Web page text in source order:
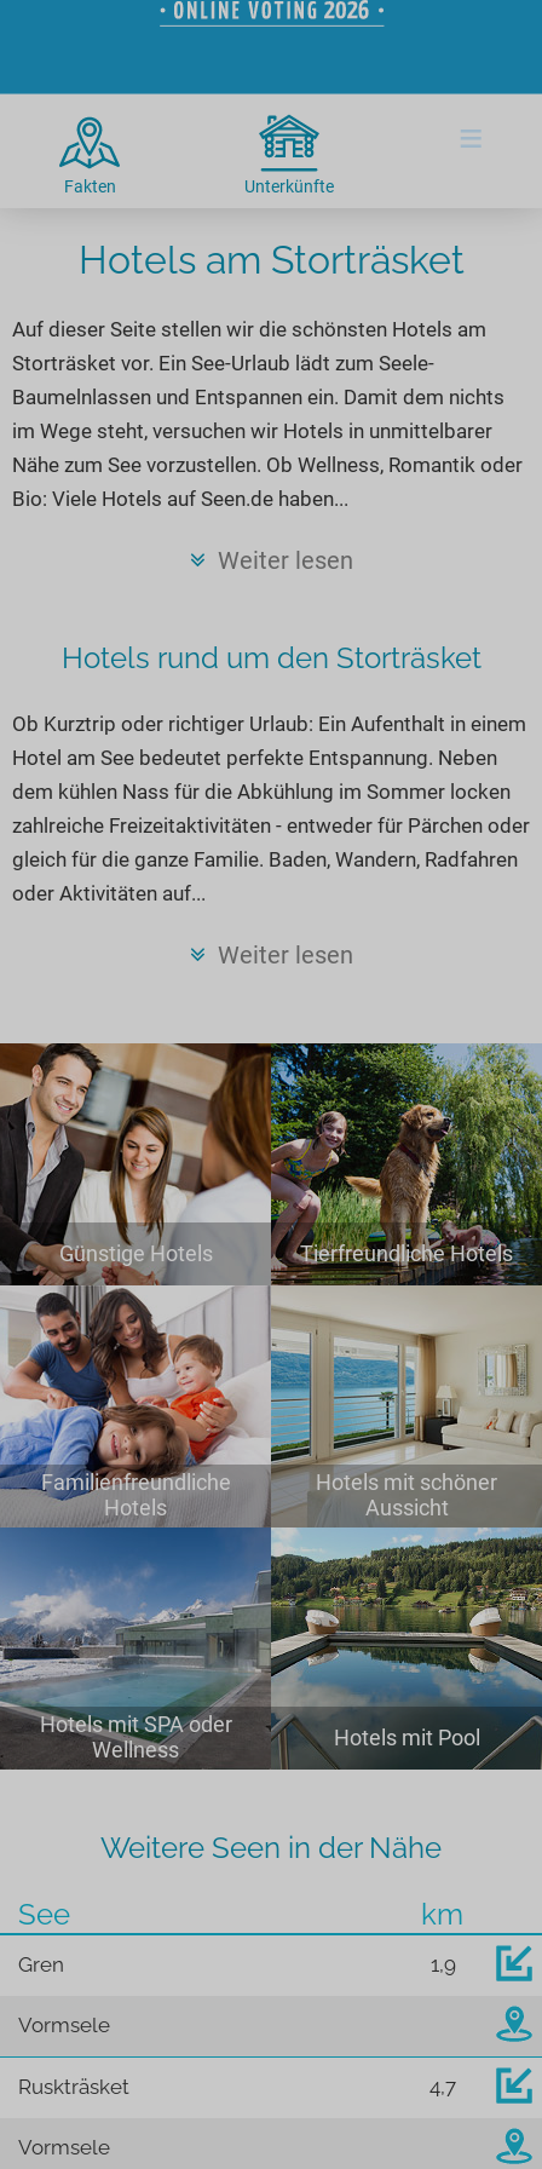
Radtouren am See
Kitesurfen
Kanu- & Kajaktouren
Badeseen in Deutschland
Wellness am See
Urlaub an der Küste
Unterkünfte
Hotels am See
Ferienwohnungen
Camping
Kanu- & Kajak-Urlaub
Wanderurlaub
Bikeurlaub
Auszeit & Wellness
Camping am See
Top-Hotels
Familienhotels
Wellness-Hotels
Biohotels
Ausgefallenes
Häuser auf dem Wasser
Hundefreundliche Unterkünfte
Seen in Deutschland
Seen in Europa
Überwachte Badestellen
Unsere See-Highlights
Top Seen nach Bundesländern
Top Seen nach Regionen
Deutschlands Lieblingsseen
Frankreich
Niederlande
Schweden
Norwegen
alle Länder…
Fakten Unterkünfte
≡
Hotels am Storträsket
Auf dieser Seite stellen wir die schönsten Hotels am
Storträsket vor. Ein See-Urlaub lädt zum Seele-
Baumelnlassen und Entspannen ein. Damit dem nichts
im Wege steht, versuchen wir Hotels in unmittelbarer
Nähe zum See vorzustellen. Ob Wellness, Romantik oder
Bio: Viele Hotels auf Seen.de haben...
Weiter lesen
Hotels rund um den Storträsket
Ob Kurztrip oder richtiger Urlaub: Ein Aufenthalt in einem
Hotel am See bedeutet perfekte Entspannung. Neben
dem kühlen Nass für die Abkühlung im Sommer locken
zahlreiche Freizeitaktivitäten - entweder für Pärchen oder
gleich für die ganze Familie. Baden, Wandern, Radfahren
oder Aktivitäten auf...
Weiter lesen
Günstige Hotels Tierfreundliche Hotels
Familienfreundliche
Hotels
Hotels mit schöner
Aussicht
Hotels mit SPA oder
Wellness
Hotels mit Pool
Weitere Seen in der Nähe
See
km
Gren 1,9
Vormsele
Ruskträsket 4,7
Vormsele